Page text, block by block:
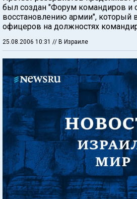
был создан "Форум командиров и
восстановлению армии", который
офицеров на должностях
25.08.2006 10:31 // В Израиле